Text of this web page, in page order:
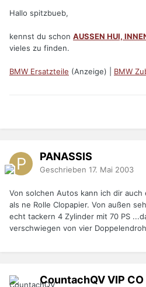
Hallo spitzbueb,
kennst du schon AUSSEN HUI,
vieles zu finden.
BMW Ersatzteile (Anzeige) | BMW
PANASSIS
Geschrieben 17. Mai 2003
Von solchen Autos kann ich dir
als ne Rolle Clopapier. Von außen
echt tackern 4 Zylinder mit 70 PS
verschwiegen von vier
CountachQVVIP CO